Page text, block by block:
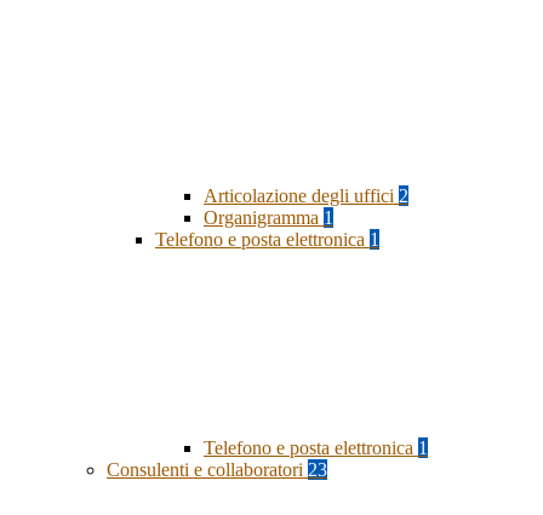
Articolazione degli uffici 2
Organigramma 1
Telefono e posta elettronica 1
Telefono e posta elettronica 1
Consulenti e collaboratori 23